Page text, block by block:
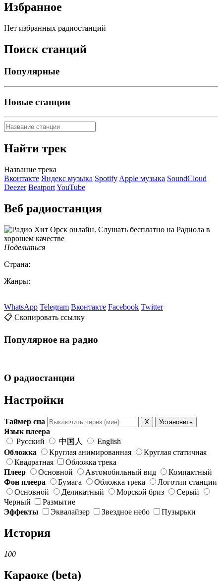
Избранное
Нет избранных радиостанций
Поиск станций
Популярные
Новые станции
Найти трек
Название трека
Вконтакте Яндекс музыка Spotify Apple музыка SoundCloud
Deezer BeatportYouTube
Веб радиостанция
Поделиться
Страна:
Жанры:
WhatsApp Telegram Вконтакте Facebook Twitter
📋 Скопировать ссылку
Популярное на радио
О радиостанции
Настройки
Таймер сна X Установить
Язык плеера
Русский
中国人
English
Обложка
Круглая анимированная
Круглая статичная
Квадратная
Обложка трека
Плеер
Основной Автомобильный вид
Компактный
Фон плеера
Бумага Обложка трека
Логотип станции
Основной
Деликатный Морской бриз
Серый
Черный
Размытие
Эффекты
Эквалайзер Звездное небо Пузырьки
История
100
Караоке (beta)